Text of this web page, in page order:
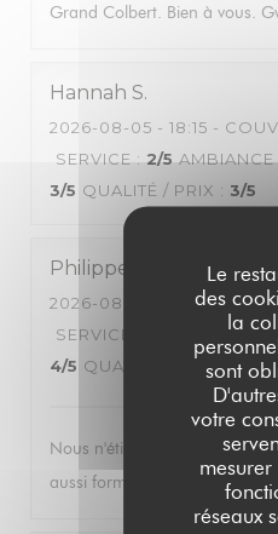
Le
des
la
sont
votre
réseaux
Grand Colbert. Bien à vous.
Hannah S
2026-08-05 - 18:15 -
SERVICE : 2/5 AMBIANCE
3/5 QUALITÉ / PRIX : 3/5
Philippe
2026-08-05
- 21:00 -
SERVICE
AMBIANCE
4/5 QUALITÉ / PRIX: 4 /5
Nous n'étions pas venus
aussi formidable.